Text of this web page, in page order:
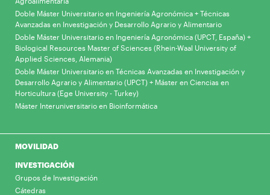
Doble Máster Universitario en Ingeniería Agronómica + Técnicas
Avanzadas en Investigación y Desarrollo Agrario y Alimentario
Doble Máster Universitario en Ingeniería Agronómica (UPCT, España) +
Biological Resources Master of Sciences (Rhein-Waal University of
Applied Sciences, Alemania)
Doble Máster Universitario en Técnicas Avanzadas en Investigación y
Desarrollo Agrario y Alimentario (UPCT) + Máster en Ciencias en
Horticultura (Ege University - Turkey)
Máster Interuniversitario en Bioinformática
MOVILIDAD
INVESTIGACIÓN
Grupos de Investigación
Cátedras